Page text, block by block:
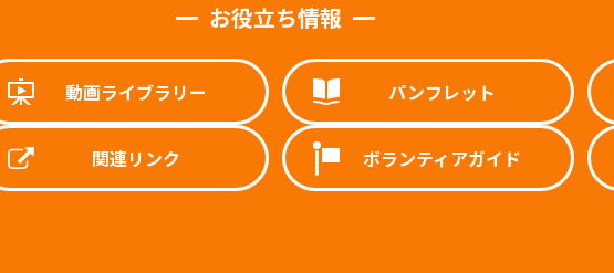
お役立ち情報
動画ライブラリー パンフレット
関連リンク ボランティアガイド